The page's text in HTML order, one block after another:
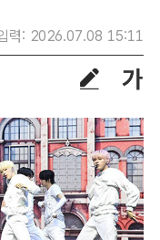
력: 2026.07.08 15:11